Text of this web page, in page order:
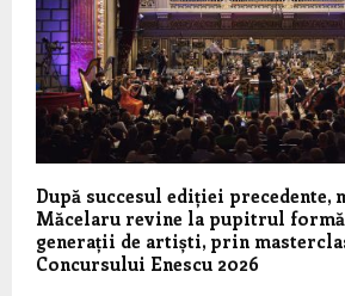
După succesul ediției precedente,
Măcelaru revine la pupitrul
generații de artiști, prin
Concursului Enescu 2026